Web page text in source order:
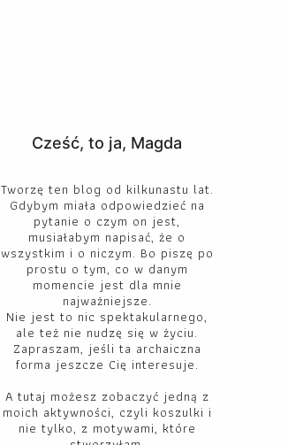
Cześć, to ja, Magda
Tworzę ten blog od kilkunastu lat.
Gdybym miała odpowiedzieć na
pytanie o czym on jest,
musiałabym napisać, że o
wszystkim i o niczym. Bo piszę po
prostu o tym, co w danym
momencie jest dla mnie
najważniejsze.
Nie jest to nic spektakularnego,
ale też nie nudzę się w życiu.
Zapraszam, jeśli ta archaiczna
forma jeszcze Cię interesuje.
A tutaj możesz zobaczyć jedną z
moich aktywności, czyli koszulki i
nie tylko, z motywami, które